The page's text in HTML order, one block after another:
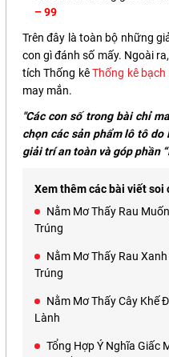
– 99
Trên đây là toàn bộ những
con gì đánh số mấy. Ngoài
tích Thống kêThống kê bạch
may mắn.
"Các con số trong bài chỉ
chọn các sản phẩm lô tô
giải trí an toàn và góp phần
Xem thêm các bài viết soi
Nằm Mơ Thấy Rau
Trúng
Nằm Mơ Thấy Rau
Trúng
Nằm Mơ Thấy Cây Khế
Lành
Tổng Hợp Ý Nghĩa Giấc